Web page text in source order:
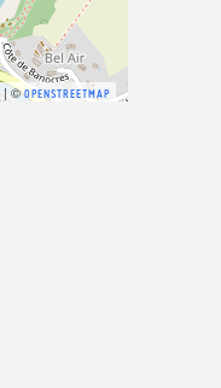
| ©OPENSTREETMAP